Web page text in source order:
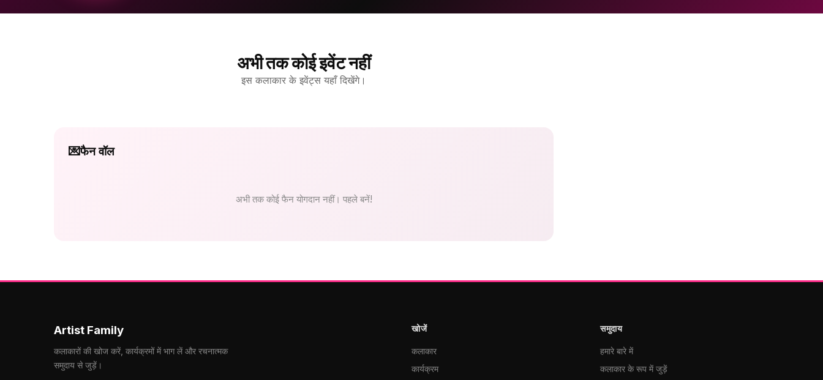
अभी तक कोई इवेंट नहीं
इस कलाकार के इवेंट्स यहाँ दिखेंगे।
💌फैन वॉल
अभी तक कोई फैन योगदान नहीं। पहले बनें!
Artist Family
कलाकारों की खोज करें, कार्यक्रमों में भाग लें और रचनात्मक
समुदाय से जुड़ें।
खोजें
कलाकार
कार्यक्रम
समुदाय
हमारे बारे में
कलाकार के रूप में जुड़ें